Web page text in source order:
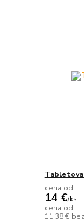
cena od
14 €/ks
cena od
11,38 €